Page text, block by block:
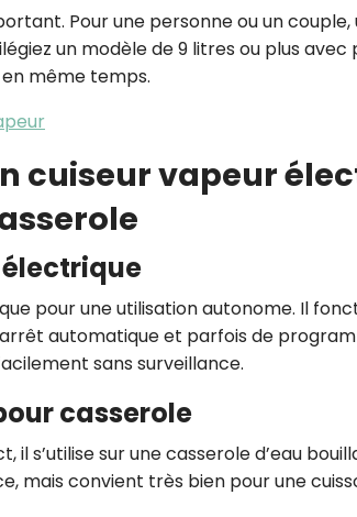
Pour une personne ou un
un modèle de 9 litres ou plus avec
même temps.
cuiseur vapeur
électrique
pour une utilisation autonome. Il
arrêt automatique et parfois de
sans surveillance.
casserole
il s’utilise sur une casserole d’eau
mais convient très bien pour une